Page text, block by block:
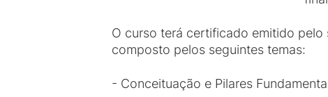
O curso terá certificado emitido pelo
composto pelos seguintes temas:
- Conceituação e Pilares